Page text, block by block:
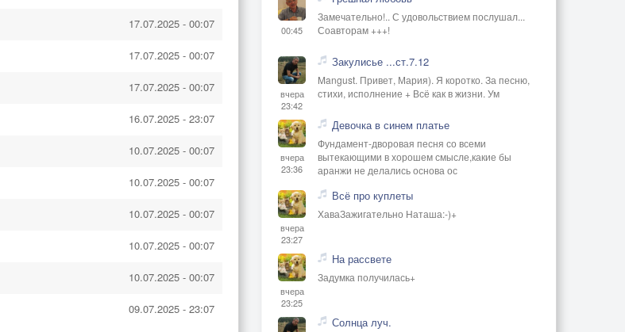
17.07.2025 - 00:07
17.07.2025 - 00:07
17.07.2025 - 00:07
16.07.2025 - 23:07
10.07.2025 - 00:07
10.07.2025 - 00:07
10.07.2025 - 00:07
10.07.2025 - 00:07
10.07.2025 - 00:07
09.07.2025 - 23:07
00:45
Замечательно!.. С удовольствием послушал...
Соавторам +++!
вчера
23:42
Закулисье ...ст.7.12
Mangust. Привет, Мария). Я коротко. За песню,
стихи, исполнение + Всё как в жизни. Ум
вчера
23:36
Девочка в синем платье
Фундамент-дворовая песня со всеми
вытекающими в хорошем смысле,какие бы
аранжи не делались основа ос
вчера
23:27
Всё про куплеты
ХаваЗажигательно Наташа:-)+
вчера
23:25
На рассвете
Задумка получилась+
Солнца луч.